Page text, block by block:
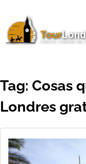
Tag: Cosas
Londres